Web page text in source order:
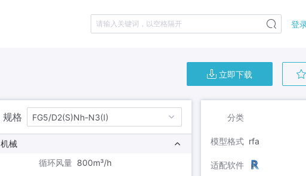
请输入关键词，以空格隔开 登
立即下载
规格 FG5/D2(S)Nh-N3(I)
机械
循环风量 800m³/h
分类
模型格式 rfa
适配软件